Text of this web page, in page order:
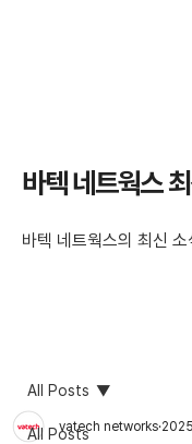
바텍 네트웍스
바텍 네트웍스의 최신
All Posts
All Posts
vatech networks 2025